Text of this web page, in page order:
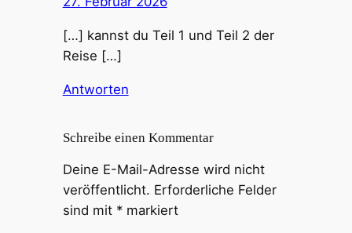
[…] kannst du Teil 1 und Teil 2 der
Reise […]
Antworten
Schreibe einen Kommentar
Deine E-Mail-Adresse wird nicht
veröffentlicht. Erforderliche Felder
sind mit *markiert